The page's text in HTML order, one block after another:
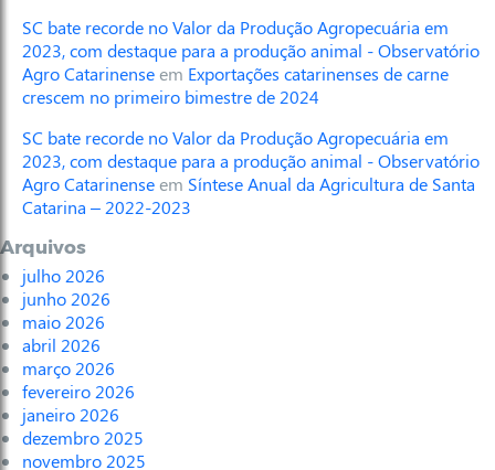
SC bate recorde no Valor da Produção Agropecuária em
2023, com destaque para a produção animal - Observatório
Agro Catarinenseem Exportações catarinenses de carne
crescem no primeiro bimestre de 2024
SC bate recorde no Valor da Produção Agropecuária em
2023, com destaque para a produção animal - Observatório
Agro Catarinenseem Síntese Anual da Agricultura de Santa
Catarina – 2022-2023
Arquivos
julho 2026
junho 2026
maio 2026
abril 2026
março 2026
fevereiro 2026
janeiro 2026
dezembro 2025
novembro 2025